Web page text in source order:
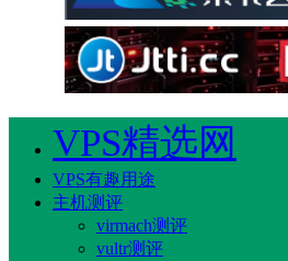
VPS精选网
VPS有趣用途
主机测评
virmach测评
vultr测评